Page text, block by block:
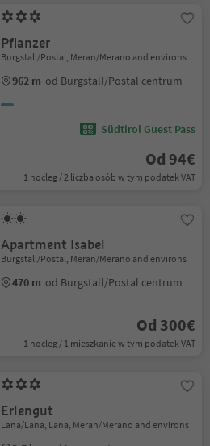
Pflanzer
Burgstall/Postal, Meran/Merano and environs
962 m od Burgstall/Postal centrum
Südtirol Guest Pass
Od 94€
1 nocleg / 2 liczba osób w tym podatek VAT
Apartment Isabel
Burgstall/Postal, Meran/Merano and environs
470 m od Burgstall/Postal centrum
Od 300€
1 nocleg / 1 mieszkanie w tym podatek VAT
Erlengut
Lana/Lana, Lana, Meran/Merano and environs